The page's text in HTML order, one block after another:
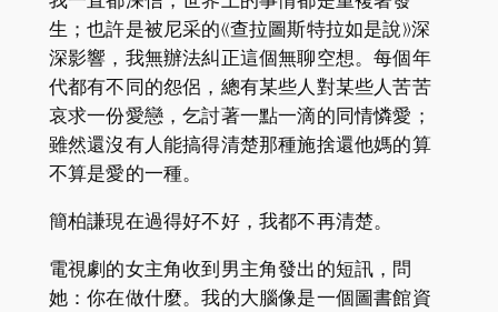
生；也許是被尼采的《查拉圖斯特拉如是說》深
深影響，我無辦法糾正這個無聊空想。每個年
代都有不同的怨侶，總有某些人對某些人苦苦
哀求一份愛戀，乞討著一點一滴的同情憐愛；
雖然還沒有人能搞得清楚那種施捨還他媽的算
不算是愛的一種。
簡柏謙現在過得好不好，我都不再清楚。
電視劇的女主角收到男主角發出的短訊，問
她：你在做什麼。我的大腦像是一個圖書館資